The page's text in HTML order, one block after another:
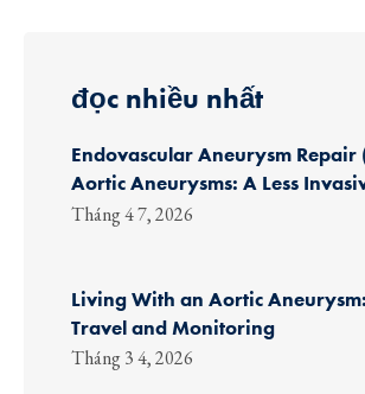
đọc nhiều nhất
Endovascular Aneurysm Repair
Aortic Aneurysms: A Less
Tháng 4 7, 2026
Living With an Aortic
Travel and Monitoring
Tháng 3 4, 2026